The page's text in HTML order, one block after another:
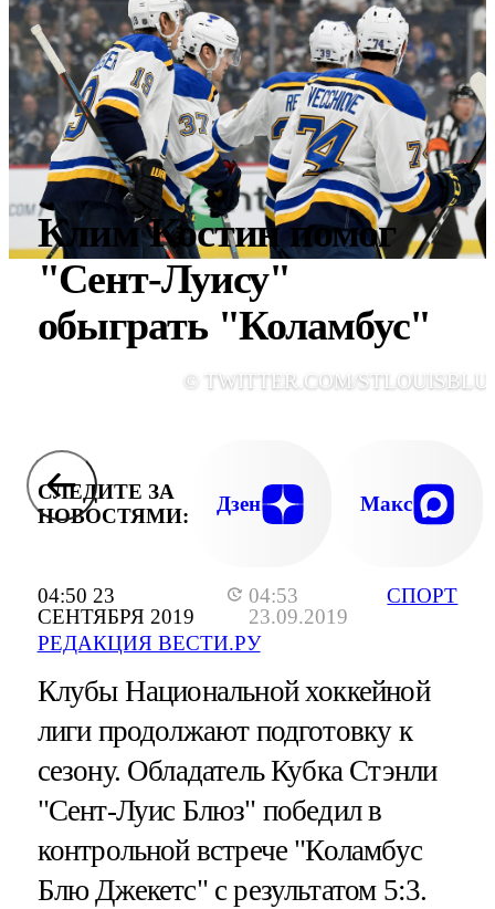
04:50 23
СЕНТЯБРЯ 2019
04:53
23.09.2019
РЕДАКЦИЯ ВЕСТИ.РУ
СПОРТ
Клим Костин помог
"Сент-Луису"
обыграть "Коламбус"
© TWITTER.COM/
СЛЕДИТЕ ЗА
НОВОСТЯМИ:
Дзен Макс
Клубы Национальной хоккейной
лиги продолжают подготовку к
сезону. Обладатель Кубка Стэнли
"Сент-Луис Блюз" победил в
контрольной встрече "Коламбус
Блю Джекетс" с результатом 5:3.